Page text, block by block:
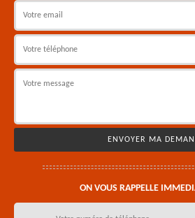
ON VOUS RAPPELLE